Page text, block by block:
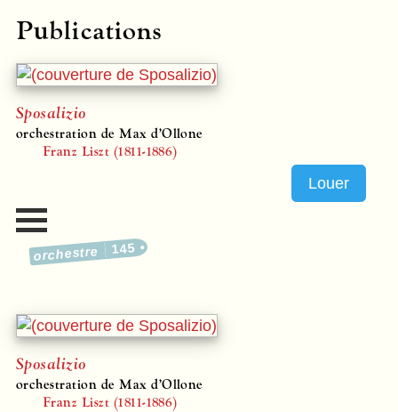
Publications
Sposalizio
orchestration de Max d’Ollone
Franz Liszt (1811-1886)
Louer
orchestre 145
Sposalizio
orchestration de Max d’Ollone
Franz Liszt (1811-1886)